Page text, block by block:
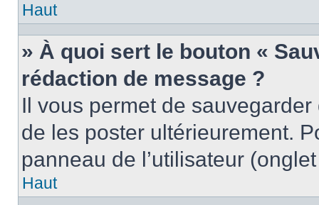
Haut
» À quoi sert le bouton «
rédaction de message ?
Il vous permet de
de les poster ultérieurement.
panneau de l’utilisateur
Haut